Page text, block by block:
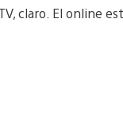
claro. El online